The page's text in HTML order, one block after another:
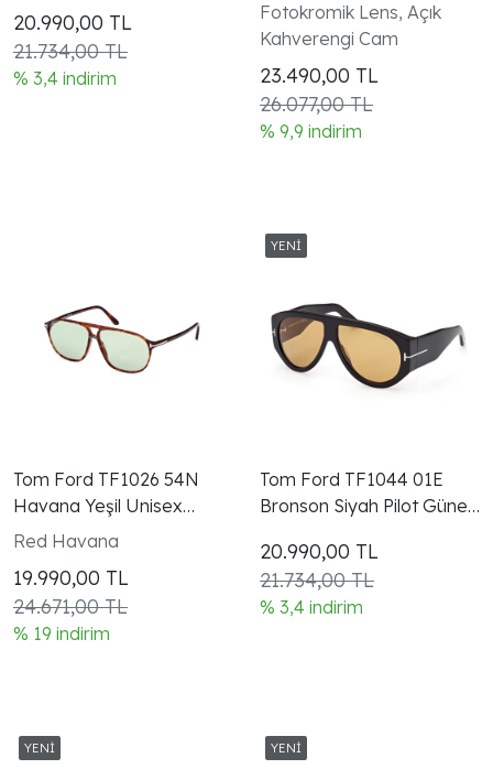
Gözlüğü
20.990,00 TL
21.734,00 TL
% 3,4 indirim
Fotokromik Lens, Açık
Kahverengi Cam
23.490,00 TL
26.077,00 TL
% 9,9 indirim
Tom Ford TF1026 54N
Havana Yeşil Unisex
Güneş Gözlüğü
Red Havana
19.990,00 TL
24.671,00 TL
% 19 indirim
Tom Ford TF1044 01E
Bronson Siyah Pilot Güneş
20.990,00 TL
21.734,00 TL
% 3,4 indirim